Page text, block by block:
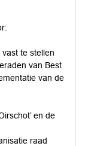
te stellen
van Best
van de
en de
raad